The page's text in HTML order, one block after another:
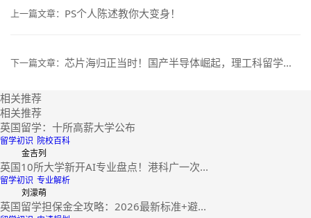
上一篇文章： PS个人陈述教你大变身！
下一篇文章： 芯片海归正当时！国产半导体崛起，理工科留学生成香饽饽
相关推荐
相关推荐
英国留学：十所高薪大学公布
留学初识 院校百科
金吉列
英国10所大学新开AI专业盘点！港科广一次...
留学初识 专业解析
刘濛萌
英国留学担保金全攻略：2026最新标准+避...